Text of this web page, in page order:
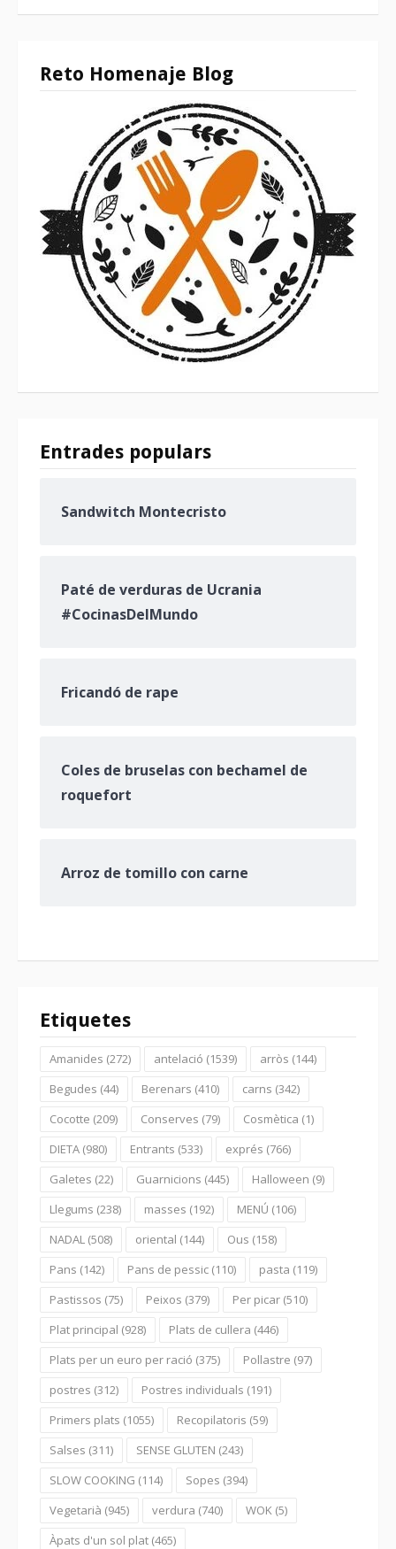
Reto Homenaje Blog
Entrades populars
Sandwitch Montecristo
Paté de verduras de Ucrania
#CocinasDelMundo
Fricandó de rape
Coles de bruselas con bechamel de
roquefort
Arroz de tomillo con carne
Etiquetes
Amanides (272) antelació (1539) arròs (144)
Begudes (44) Berenars (410) carns (342)
Cocotte (209) Conserves (79) Cosmètica (1)
DIETA (980) Entrants (533) exprés (766)
Galetes (22) Guarnicions (445) Halloween (9)
Llegums (238) masses (192) MENÚ (106)
NADAL (508) oriental (144) Ous (158)
Pans (142) Pans de pessic (110) pasta (119)
Pastissos (75) Peixos (379) Per picar (510)
Plat principal (928) Plats de cullera (446)
Plats per un euro per ració (375) Pollastre (97)
postres (312) Postres individuals (191)
Primers plats (1055) Recopilatoris (59)
Salses (311) SENSE GLUTEN (243)
SLOW COOKING (114) Sopes (394)
Vegetarià (945) verdura (740) WOK (5)
Àpats d'un sol plat (465)